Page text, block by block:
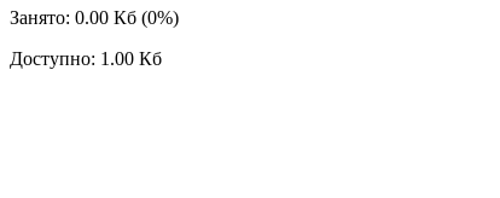
Занято: 0.00 Кб (0%)
Доступно: 1.00 Кб